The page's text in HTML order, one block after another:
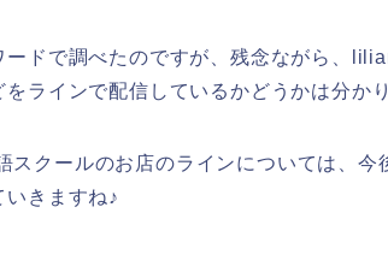
ードで調べたのですが、残念ながら、
ラインで配信しているかどうかは分か
スクールのお店のラインについては、
いきますね♪